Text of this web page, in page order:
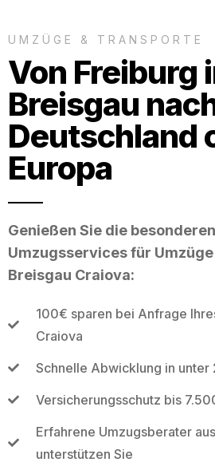
UMZÜGE & TRANSPORTE
Von Freiburg
Breisgau
Deutschland
Europa
Genießen Sie die
Umzugsservices für
Breisgau Craiova:
100€ sparen bei Anfrage
Craiova
Schnelle Abwicklung in unter
Versicherungsschutz bis
Erfahrene Umzugsberater
unterstützen Sie